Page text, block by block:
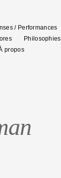
/ Performances
Philosophies
propos